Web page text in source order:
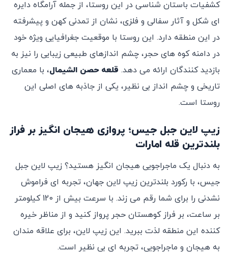
کشفیات باستان‌ شناسی در این روستا، از جمله آرامگاه دایره‌
ای شکل و آثار سفالی و فلزی، نشان از تمدنی کهن و پیشرفته
در این منطقه دارد. این روستا با موقعیت جغرافیایی ویژه خود
در دامنه کوه‌ های حجر، چشم‌ اندازهای طبیعی زیبایی را نیز به
بازدید کنندگان ارائه می ‌دهد. قلعه حصن الشیمال، با معماری
تاریخی و چشم ‌انداز بی‌ نظیر، یکی از جاذبه‌ های اصلی این
روستا است.
زیپ ‌لاین جبل جیس؛ پروازی هیجان‌ انگیز بر فراز
بلندترین قله امارات
به دنبال یک ماجراجویی هیجان ‌انگیز هستید؟ زیپ ‌لاین جبل
جیس، با رکورد بلندترین زیپ ‌لاین جهان، تجربه ‌ای فراموش
‌نشدنی را برای شما رقم می ‌زند. با سرعت بیش از 120 کیلومتر
بر ساعت، بر فراز کوهستان حجر پرواز کنید و از مناظر خیره
کننده این منطقه لذت ببرید. این زیپ‌ لاین، برای علاقه‌ مندان
به هیجان و ماجراجویی، تجربه ‌ای بی‌ نظیر است.